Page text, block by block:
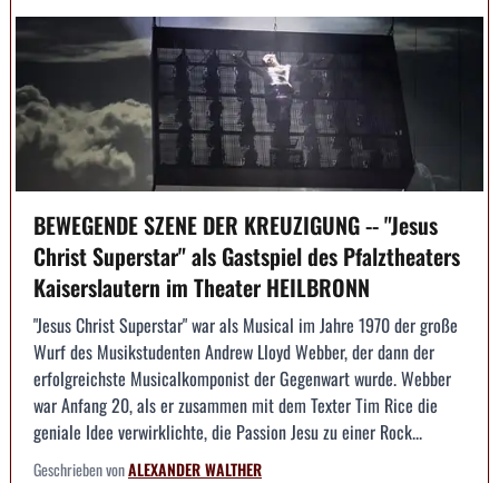
BEWEGENDE SZENE DER KREUZIGUNG -- "Jesus
Christ Superstar" als Gastspiel des Pfalztheaters
Kaiserslautern im Theater HEILBRONN
"Jesus Christ Superstar" war als Musical im Jahre 1970 der große
Wurf des Musikstudenten Andrew Lloyd Webber, der dann der
erfolgreichste Musicalkomponist der Gegenwart wurde. Webber
war Anfang 20, als er zusammen mit dem Texter Tim Rice die
geniale Idee verwirklichte, die Passion Jesu zu einer Rock...
Geschrieben vonALEXANDER WALTHER